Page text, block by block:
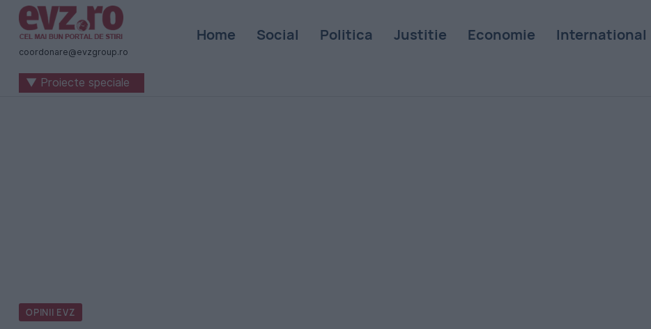
Știri
naționale
internaționale
coordonare@evzgroup.ro
Home Social Politica Justitie Economie International
▼ Proiecte speciale
OPINII EVZ